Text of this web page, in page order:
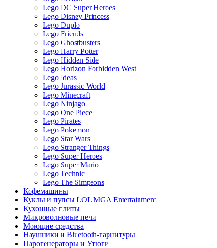
Lego DC Super Heroes
Lego Disney Princess
Lego Duplo
Lego Friends
Lego Ghostbusters
Lego Harry Potter
Lego Hidden Side
Lego Horizon Forbidden West
Lego Ideas
Lego Jurassic World
Lego Minecraft
Lego Ninjago
Lego One Piece
Lego Pirates
Lego Pokemon
Lego Star Wars
Lego Stranger Things
Lego Super Heroes
Lego Super Mario
Lego Technic
Lego The Simpsons
Кофемашины
Куклы и пупсы LOL MGA Entertainment
Кухонные плиты
Микроволновые печи
Моющие средства
Наушники и Bluetooth-гарнитуры
Парогенераторы и Утюги